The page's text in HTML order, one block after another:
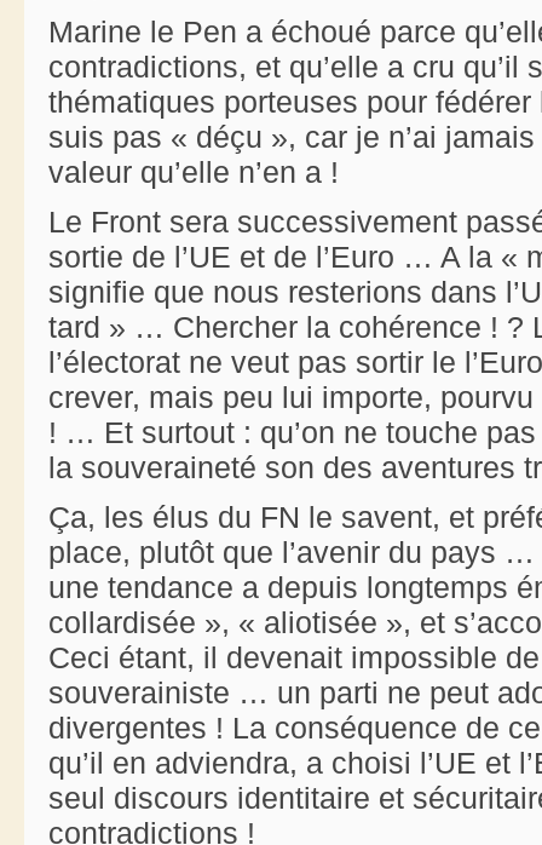
Marine le Pen a échoué parce
contradictions, et qu’elle a cru qu’il
thématiques porteuses pour
suis pas « déçu », car je n’ai
valeur qu’elle n’en a !
Le Front sera successivement
sortie de l’UE et de l’Euro … A la «
signifie que nous resterions dans
tard » … Chercher la cohérence ! ?
l’électorat ne veut pas sortir le
crever, mais peu lui importe,
! … Et surtout : qu’on ne touche
la souveraineté son des aventures
Ça, les élus du FN le savent, et
place, plutôt que l’avenir du pays
une tendance a depuis longtemps
collardisée », « aliotisée », et
Ceci étant, il devenait impossible
souverainiste … un parti ne peut
divergentes ! La conséquence de
qu’il en adviendra, a choisi l’UE et
seul discours identitaire et
contradictions !